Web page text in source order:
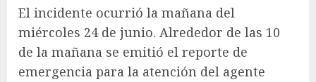
El incidente ocurrió la mañana del
miércoles 24 de junio. Alrededor de las 10
de la mañana se emitió el reporte de
emergencia para la atención del agente